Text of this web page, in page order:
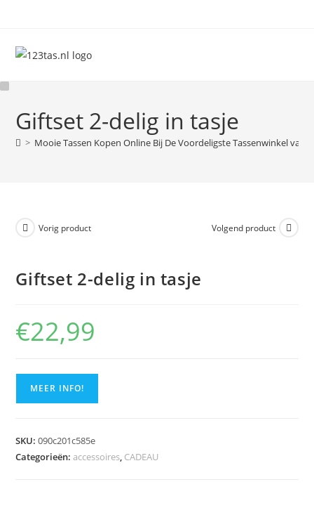
inhoud
Giftset 2-delig in tasje
> Mooie Tassen Kopen Online Bij De Voordeligste Tassenwinkel van
Vorig product Volgend product
Giftset 2-delig in tasje
€22,99
MEER INFO!
SKU:090c201c585e
Categorieën:accessoires, CADEAU